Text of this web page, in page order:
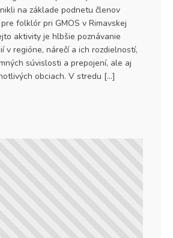
na základe podnetu členov
folklór pri GMOS v Rimavskej
aktivity je hlbšie poznávanie
v regióne, nárečí a ich rozdielností,
súvislosti a prepojení, ale aj
obciach. V stredu […]